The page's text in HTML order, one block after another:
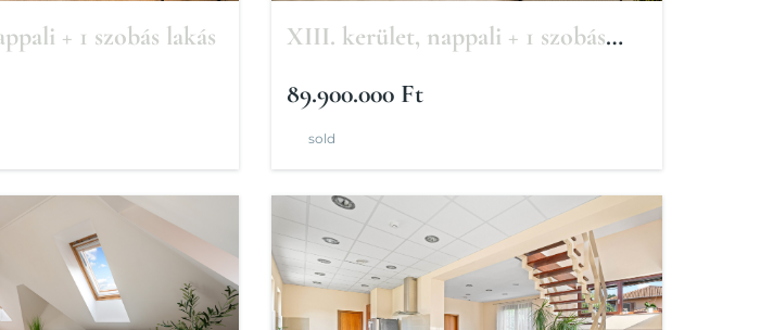
XI. kerület nappali + 1 szobás lakás
XIII. kerület, nappali + 1 szobás
89.900.000 Ft
sold